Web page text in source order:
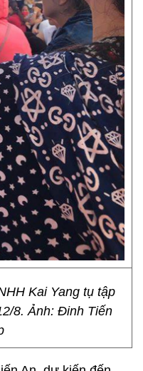
Kai Yang tụ tập
8. Ảnh: Đinh Tiến